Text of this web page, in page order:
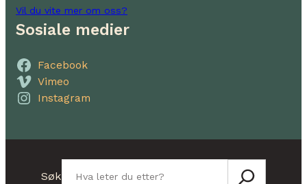
Vil du vite mer om oss?
Sosiale medier
Facebook
Vimeo
Instagram
Søk